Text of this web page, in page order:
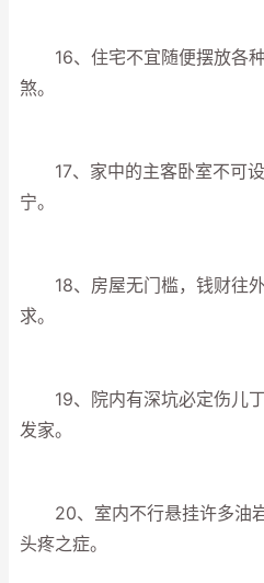
16、住宅不宜随便摆放各种
煞。
17、家中的主客卧室不可设
宁。
18、房屋无门槛，钱财往外
求。
19、院内有深坑必定伤儿丁
发家。
20、室内不行悬挂许多油
头疼之症。